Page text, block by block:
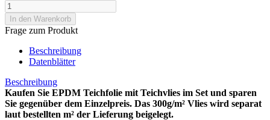
Frage zum Produkt
Beschreibung
Datenblätter
Beschreibung
Kaufen Sie EPDM Teichfolie mit Teichvlies im Set und sparen
Sie gegenüber dem Einzelpreis. Das 300g/m² Vlies wird separat
laut bestellten m² der Lieferung beigelegt.